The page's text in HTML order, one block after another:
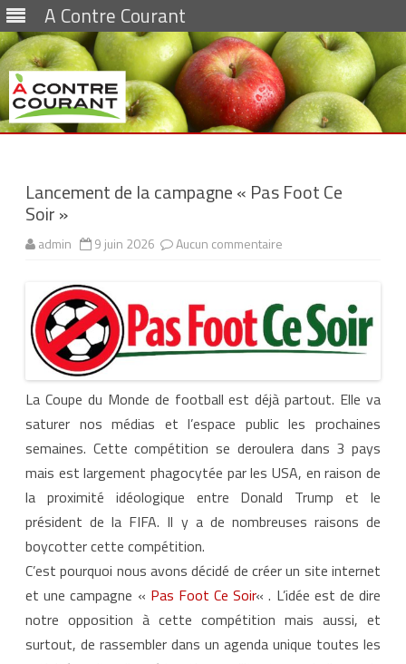
A Contre Courant
Lancement de la campagne « Pas Foot Ce
Soir »
admin 9 juin 2026 Aucun commentaire
n
c
e
m
e
t
d
e
a
c
a
m
n
P
a
s
o
o
t
La Coupe du Monde de football est déjà partout. Elle va
saturer nos médias et l’espace public les prochaines
semaines. Cette compétition se deroulera dans 3 pays
mais est largement phagocytée par les USA, en raison de
la proximité idéologique entre Donald Trump et le
président de la FIFA. Il y a de nombreuses raisons de
boycotter cette compétition.
C’est pourquoi nous avons décidé de créer un site internet
et une campagne « Pas Foot Ce Soir« . L’idée est de dire
notre opposition à cette compétition mais aussi, et
surtout, de rassembler dans un agenda unique toutes les